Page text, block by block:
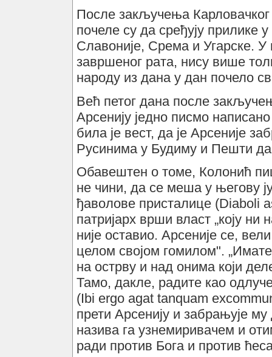
После закључења
почеле су да сређују прилике
Славоније, Срема и Угарске.
завршеног рата, нису више
народу из дана у дан почело
Већ петог дана после
Арсенију једно писмо
била је вест, да је Арсеније
Русинима у Будиму и Пешти да
Обавештен о томе, Колонић
не чини, да се меша у његову
ђаволове присталице (Diaboli
патријарх врши власт „коју
није оставио. Арсеније се,
целом својом гомилом".
на острву и над онима који
Тамо, дакле, радите као
(Ibi ergo agat tanquam
прети Арсенију и забрањује
назива га узнемиривачем и
ради против Бога и против